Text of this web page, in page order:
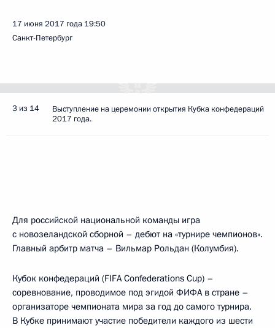
17 июня 2017 года 19:50
Санкт-Петербург
3 из 14
Выступление на церемонии открытия Кубка конфедераций
2017 года.
Для российской национальной команды игра
с новозеландской сборной – дебют на «турнире чемпионов».
Главный арбитр матча – Вильмар Рольдан (Колумбия).
Кубок конфедераций (FIFA Confederations Cup) –
соревнование, проводимое под эгидой ФИФА в стране –
организаторе чемпионата мира за год до самого турнира.
В Кубке принимают участие победители каждого из шести